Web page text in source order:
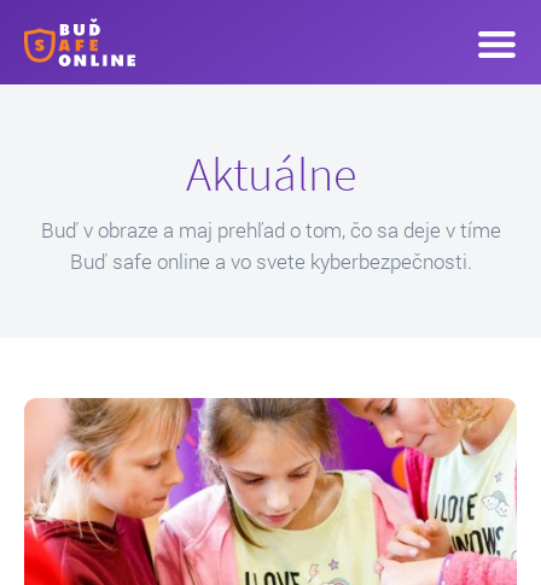
Aktuálne
Buď v obraze a maj prehľad o tom, čo sa deje v tíme
Buď safe online a vo svete kyberbezpečnosti.